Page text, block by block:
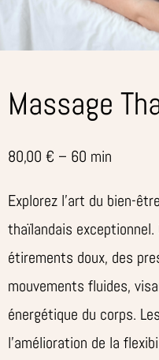
Massage
80,00 € – 60 min
Explorez l’art du bien-
thaïlandais
étirements doux, des
mouvements fluides,
énergétique du corps.
l’amélioration de la